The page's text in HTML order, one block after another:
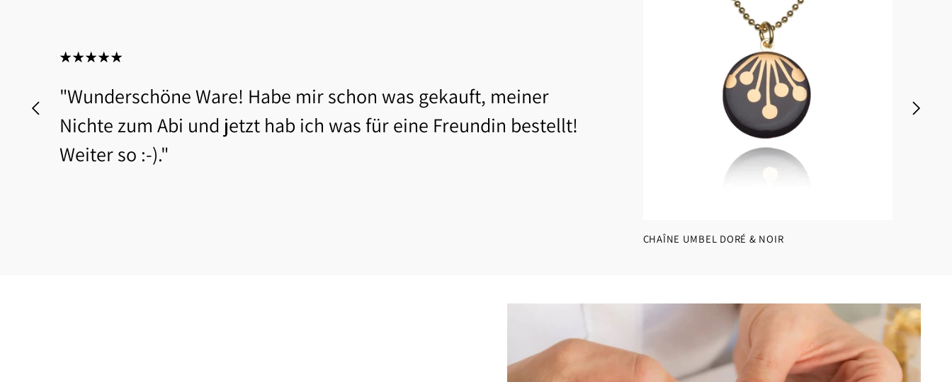
"Wunderschöne Ware! Habe mir schon was gekauft, meiner
Nichte zum Abi und jetzt hab ich was für eine Freundin bestellt!
Weiter so :-)."
CHAÎNE UMBEL DORÉ & NOIR